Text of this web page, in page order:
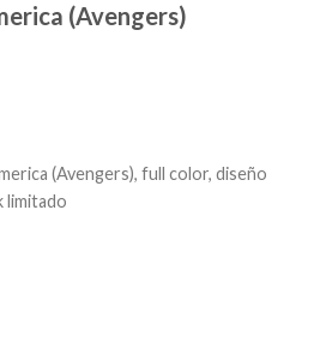
(Avengers)
(Avengers), full color, diseño
limitado